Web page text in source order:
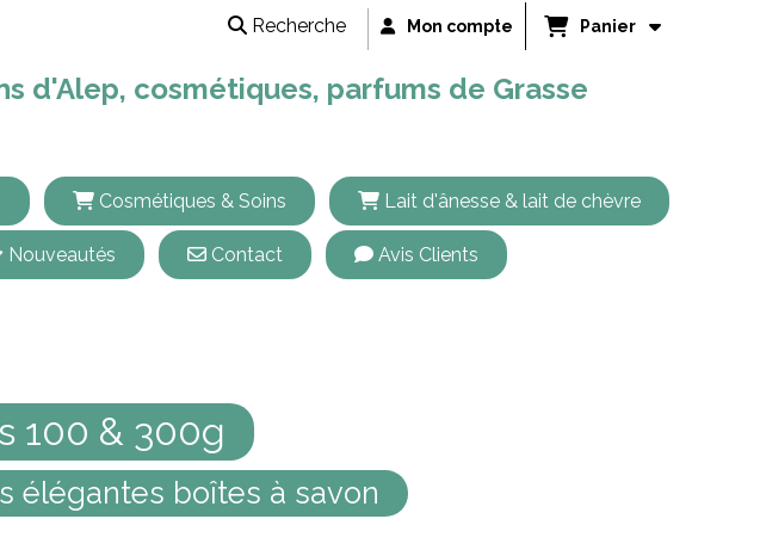
d'Alep, cosmétiques, parfums de Grasse
Recherche Mon compte Panier
Cosmétiques & Soins Lait d'ânesse & lait de chèvre
Nouveautés Contact Avis Clients
100 & 300g
élégantes boîtes à savon